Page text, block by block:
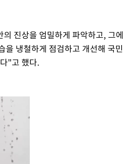
진상을 엄밀하게 파악하고, 그에
을 냉철하게 점검하고 개선해 국민
"고 했다.